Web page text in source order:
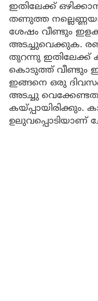
ഇതിലേക്ക്
തണുത്ത
ശേഷം വീണ്ടും
അടച്ചുവെക്കുക.
തുറന്നു ഇതിലേക്ക്
കൊടുത്ത് വീണ്ടും
ഇങ്ങനെ ഒരു
അടച്ചു
ഉലുവപ്പൊടിയാണ്